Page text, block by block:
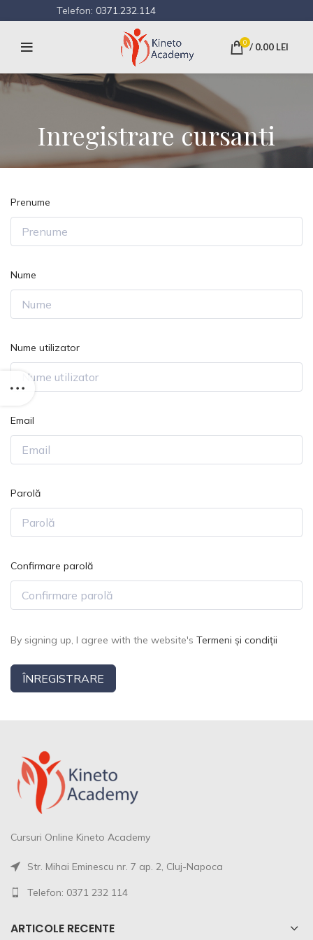
Telefon: 0371.232.114
0 / 0.00 LEI
Inregistrare cursanti
Prenume
Nume
Nume utilizator
Email
Parolă
Confirmare parolă
By signing up, I agree with the website's Termeni și condiții
ÎNREGISTRARE
Cursuri Online Kineto Academy
Str. Mihai Eminescu nr. 7 ap. 2, Cluj-Napoca
Telefon: 0371 232 114
ARTICOLE RECENTE